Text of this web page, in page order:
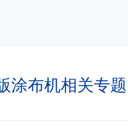
涂布机相关专题